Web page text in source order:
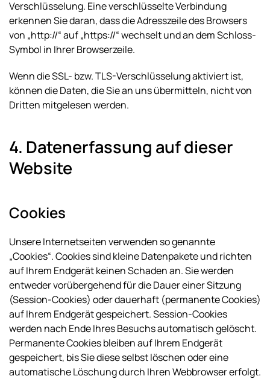
Verschlüsselung. Eine verschlüsselte Verbindung
erkennen Sie daran, dass die Adresszeile des Browsers
von „http://“ auf „https://“ wechselt und an dem Schloss-
Symbol in Ihrer Browserzeile.
Wenn die SSL- bzw. TLS-Verschlüsselung aktiviert ist,
können die Daten, die Sie an uns übermitteln, nicht von
Dritten mitgelesen werden.
4. Datenerfassung auf dieser
Website
Cookies
Unsere Internetseiten verwenden so genannte
„Cookies“. Cookies sind kleine Datenpakete und richten
auf Ihrem Endgerät keinen Schaden an. Sie werden
entweder vorübergehend für die Dauer einer Sitzung
(Session-Cookies) oder dauerhaft (permanente Cookies)
auf Ihrem Endgerät gespeichert. Session-Cookies
werden nach Ende Ihres Besuchs automatisch gelöscht.
Permanente Cookies bleiben auf Ihrem Endgerät
gespeichert, bis Sie diese selbst löschen oder eine
automatische Löschung durch Ihren Webbrowser erfolgt.